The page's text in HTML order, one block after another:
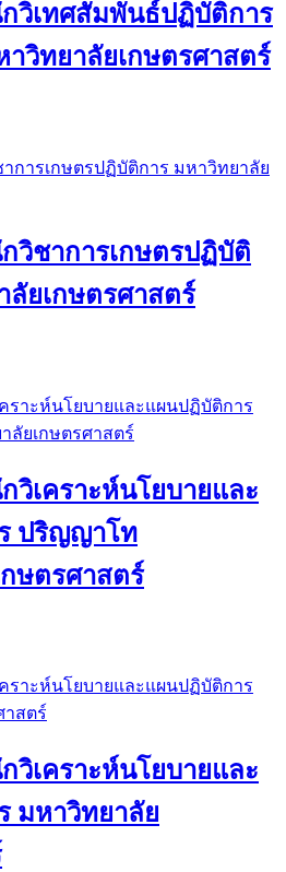
วิเทศสัมพันธ์ปฏิบัติการ
วิทยาลัยเกษตรศาสตร์
วิชาการเกษตรปฏิบัติ
ลัยเกษตรศาสตร์
วิเคราะห์นโยบายและ
ปริญญาโท
ษตรศาสตร์
วิเคราะห์นโยบายและ
มหาวิทยาลัย